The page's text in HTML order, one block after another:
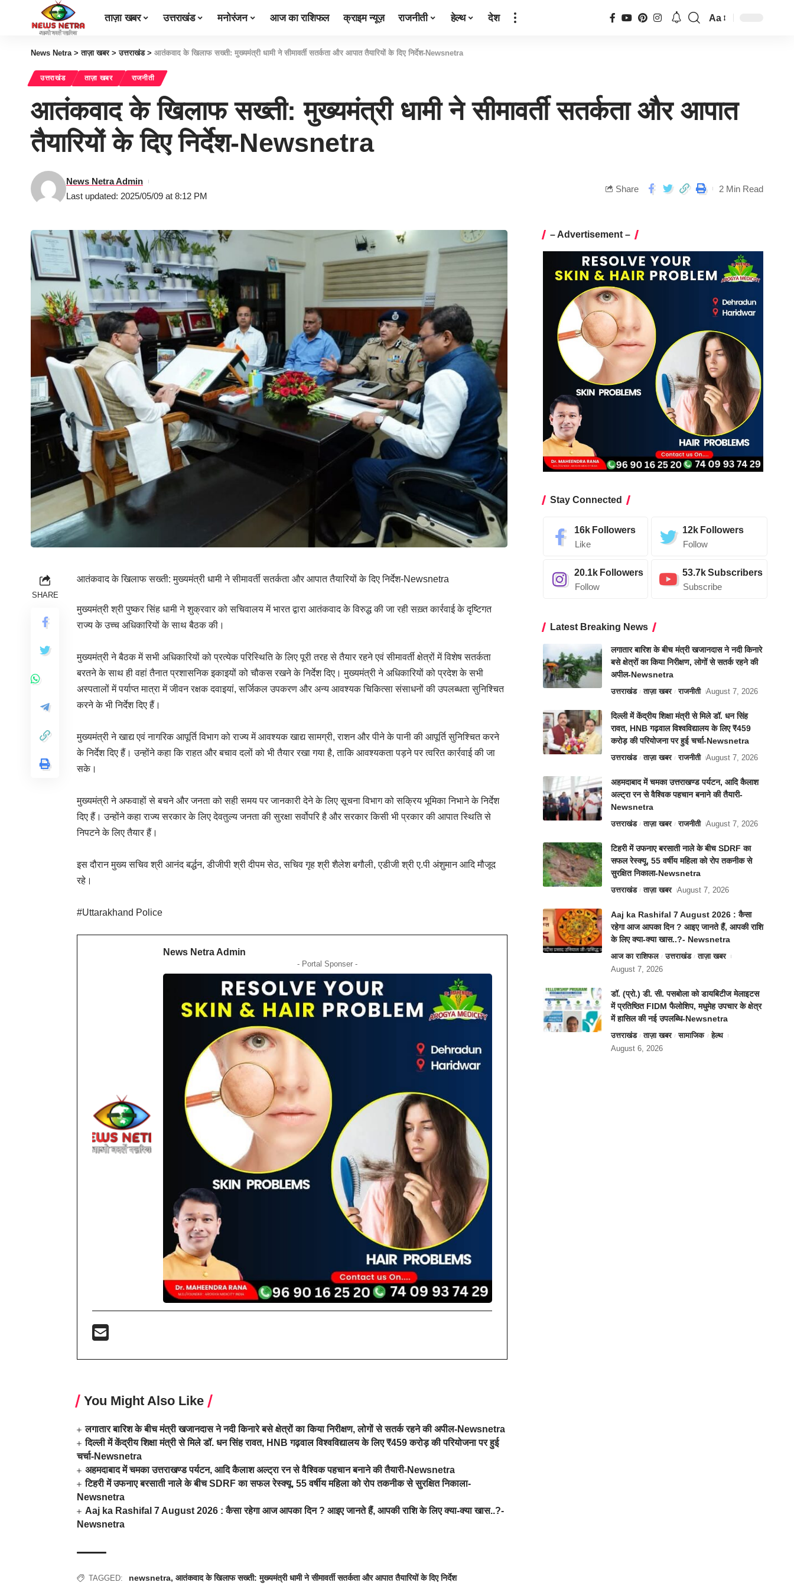
ताज़ा खबर उत्तराखंड मनोरंजन आज का राशिफल क्राइम न्यूज़ राजनीती हेल्थ देश Aa
News Netra>ताज़ा खबर>उत्तराखंड> आतंकवाद के खिलाफ सख्ती: मुख्यमंत्री धामी ने सीमावर्ती सतर्कता और आपात तैयारियों के दिए निर्देश-Newsnetra
उत्तराखंड ताज़ा खबर राजनीती
आतंकवाद के खिलाफ सख्ती: मुख्यमंत्री धामी ने सीमावर्ती सतर्कता और आपात
तैयारियों के दिए निर्देश-Newsnetra
Last updated: 2025/05/09 at 8:12 PM
News Netra Admin
Share 2 Min Read
SHARE
आतंकवाद के खिलाफ सख्ती: मुख्यमंत्री धामी ने सीमावर्ती सतर्कता और आपात तैयारियों के दिए निर्देश-Newsnetra
मुख्यमंत्री श्री पुष्कर सिंह धामी ने शुक्रवार को सचिवालय में भारत द्वारा आतंकवाद के विरुद्ध की जा रही सख़्त कार्रवाई के दृष्टिगत
राज्य के उच्च अधिकारियों के साथ बैठक की।
मुख्यमंत्री ने बैठक में सभी अधिकारियों को प्रत्येक परिस्थिति के लिए पूरी तरह से तैयार रहने एवं सीमावर्ती क्षेत्रों में विशेष सतर्कता
बरतने के साथ ही वहां तैनात प्रशासनिक इकाइयों को चौकस रखने के निर्देश दिए। मुख्यमंत्री ने अधिकारियों को प्रदेश के सभी
अस्पतालों में पर्याप्त मात्रा में जीवन रक्षक दवाइयां, सर्जिकल उपकरण और अन्य आवश्यक चिकित्सा संसाधनों की उपलब्धता सुनिश्चित
करने के भी निर्देश दिए हैं।
मुख्यमंत्री ने खाद्य एवं नागरिक आपूर्ति विभाग को राज्य में आवश्यक खाद्य सामग्री, राशन और पीने के पानी की आपूर्ति सुनिश्चित करने
के निर्देश दिए हैं। उन्होंने कहा कि राहत और बचाव दलों को भी तैयार रखा गया है, ताकि आवश्यकता पड़ने पर त्वरित कार्रवाई की जा
सके।
मुख्यमंत्री ने अफवाहों से बचने और जनता को सही समय पर जानकारी देने के लिए सूचना विभाग को सक्रिय भूमिका निभाने के निर्देश
दिए हैं। उन्होंने कहा राज्य सरकार के लिए देवतुल्य जनता की सुरक्षा सर्वोपरि है और सरकार किसी भी प्रकार की आपात स्थिति से
निपटने के लिए तैयार हैं।
इस दौरान मुख्य सचिव श्री आनंद बर्द्धन, डीजीपी श्री दीपम सेठ, सचिव गृह श्री शैलेश बगौली, एडीजी श्री ए.पी अंशुमान आदि मौजूद
रहे।
#Uttarakhand Police
News Netra Admin
- Portal Sponser -
You Might Also Like
लगातार बारिश के बीच मंत्री खजानदास ने नदी किनारे बसे क्षेत्रों का किया निरीक्षण, लोगों से सतर्क रहने की अपील-Newsnetra
दिल्ली में केंद्रीय शिक्षा मंत्री से मिले डॉ. धन सिंह रावत, HNB गढ़वाल विश्वविद्यालय के लिए ₹459 करोड़ की परियोजना पर हुई
चर्चा-Newsnetra
अहमदाबाद में चमका उत्तराखण्ड पर्यटन, आदि कैलाश अल्ट्रा रन से वैश्विक पहचान बनाने की तैयारी-Newsnetra
टिहरी में उफनाए बरसाती नाले के बीच SDRF का सफल रेस्क्यू, 55 वर्षीय महिला को रोप तकनीक से सुरक्षित निकाला-
Newsnetra
Aaj ka Rashifal 7 August 2026 : कैसा रहेगा आज आपका दिन ? आइए जानते हैं, आपकी राशि के लिए क्या-क्या खास..?-
Newsnetra
TAGGED: newsnetra, आतंकवाद के खिलाफ सख्ती: मुख्यमंत्री धामी ने सीमावर्ती सतर्कता और आपात तैयारियों के दिए निर्देश
– Advertisement –
Stay Connected
16k Followers
Like
12k Followers
Follow
20.1k Followers
Follow
53.7kSubscribers
Subscribe
Latest Breaking News
लगातार बारिश के बीच मंत्री खजानदास ने नदी किनारे
बसे क्षेत्रों का किया निरीक्षण, लोगों से सतर्क रहने की
अपील-Newsnetra
उत्तराखंड ताज़ा खबर राजनीती August 7, 2026
दिल्ली में केंद्रीय शिक्षा मंत्री से मिले डॉ. धन सिंह
रावत, HNB गढ़वाल विश्वविद्यालय के लिए ₹459
करोड़ की परियोजना पर हुई चर्चा-Newsnetra
उत्तराखंड ताज़ा खबर राजनीती August 7, 2026
अहमदाबाद में चमका उत्तराखण्ड पर्यटन, आदि कैलाश
अल्ट्रा रन से वैश्विक पहचान बनाने की तैयारी-
Newsnetra
उत्तराखंड ताज़ा खबर राजनीती August 7, 2026
टिहरी में उफनाए बरसाती नाले के बीच SDRF का
सफल रेस्क्यू, 55 वर्षीय महिला को रोप तकनीक से
सुरक्षित निकाला-Newsnetra
उत्तराखंड ताज़ा खबर August 7, 2026
Aaj ka Rashifal 7 August 2026 : कैसा
रहेगा आज आपका दिन ? आइए जानते हैं, आपकी राशि
के लिए क्या-क्या खास..?- Newsnetra
आज का राशिफल उत्तराखंड
ताज़ा खबर
August 7, 2026
डॉ. (प्रो.) डी. सी. पसबोला को डायबिटीज मेलाइटस
में प्रतिष्ठित FIDM फैलोशिप, मधुमेह उपचार के क्षेत्र
में हासिल की नई उपलब्धि-Newsnetra
उत्तराखंड ताज़ा खबर सामाजिक
हेल्थ
August 6, 2026